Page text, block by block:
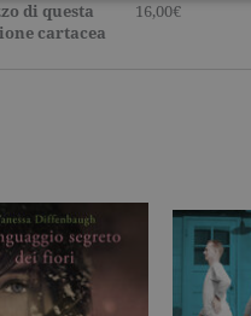
di questa
cartacea
16,00€
del consenso.
impostato da Google Analytics.
e viene utilizzato per contare e
è associato a Google Universal
viene utilizzato per limitare la
siti ad alto traffico.